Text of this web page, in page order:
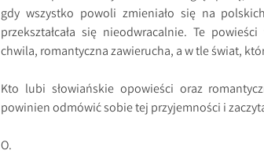
gdy wszystko powoli zmieniało się na
przekształcała się nieodwracalnie. Te
chwila, romantyczna zawierucha, a w tle świat,
Kto lubi słowiańskie opowieści oraz
powinien odmówić sobie tej przyjemności i
O.